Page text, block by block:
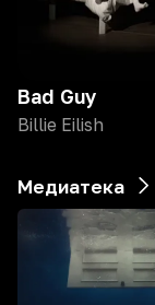
Bad Guy
Billie Eilish
Медиатека